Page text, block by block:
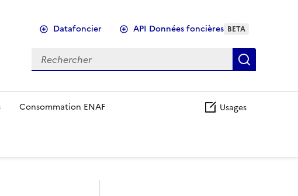
Datafoncier API Données foncières BETA
Rechercher
Consommation ENAF Usages